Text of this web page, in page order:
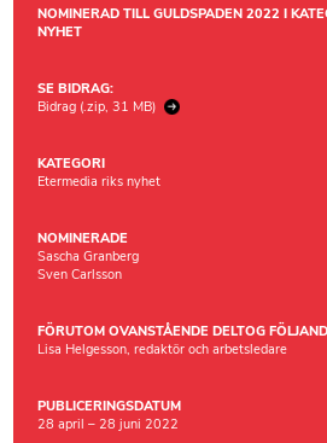
NOMINERAD TILL GULDSPADEN 2022 I
NYHET
SE BIDRAG:
Bidrag (.zip, 31 MB)
KATEGORI
Etermedia riks nyhet
NOMINERADE
Sascha Granberg
Sven Carlsson
FÖRUTOM OVANSTÅENDE DELTOG
Lisa Helgesson, redaktör och arbetsledare
PUBLICERINGSDATUM
28 april – 28 juni 2022